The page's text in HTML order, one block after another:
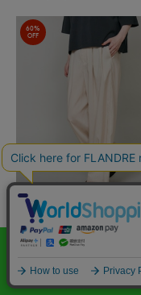
60%
OFF
DAY by DAY It's international
ギャザータックパンツ
￥6,600(税込)
OFF